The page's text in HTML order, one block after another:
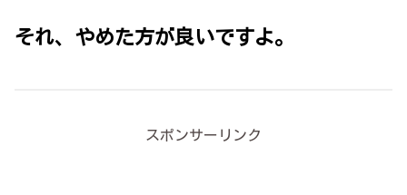
それ、やめた方が良いですよ。
スポンサーリンク